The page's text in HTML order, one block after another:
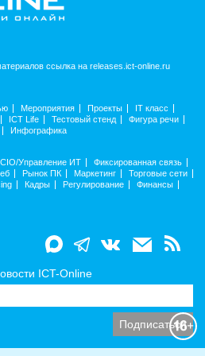
ссылка на releases.ict-online.ru
Мероприятия Проекты
IT класс
ICT Life Тестовый стенд
Фигура речи
Инфографика
CIO/Управление ИТ
Фиксированная связь
Рынок ПК Маркетинг
Торговые сети
Кадры Регулирование
Финансы
ICT-Online